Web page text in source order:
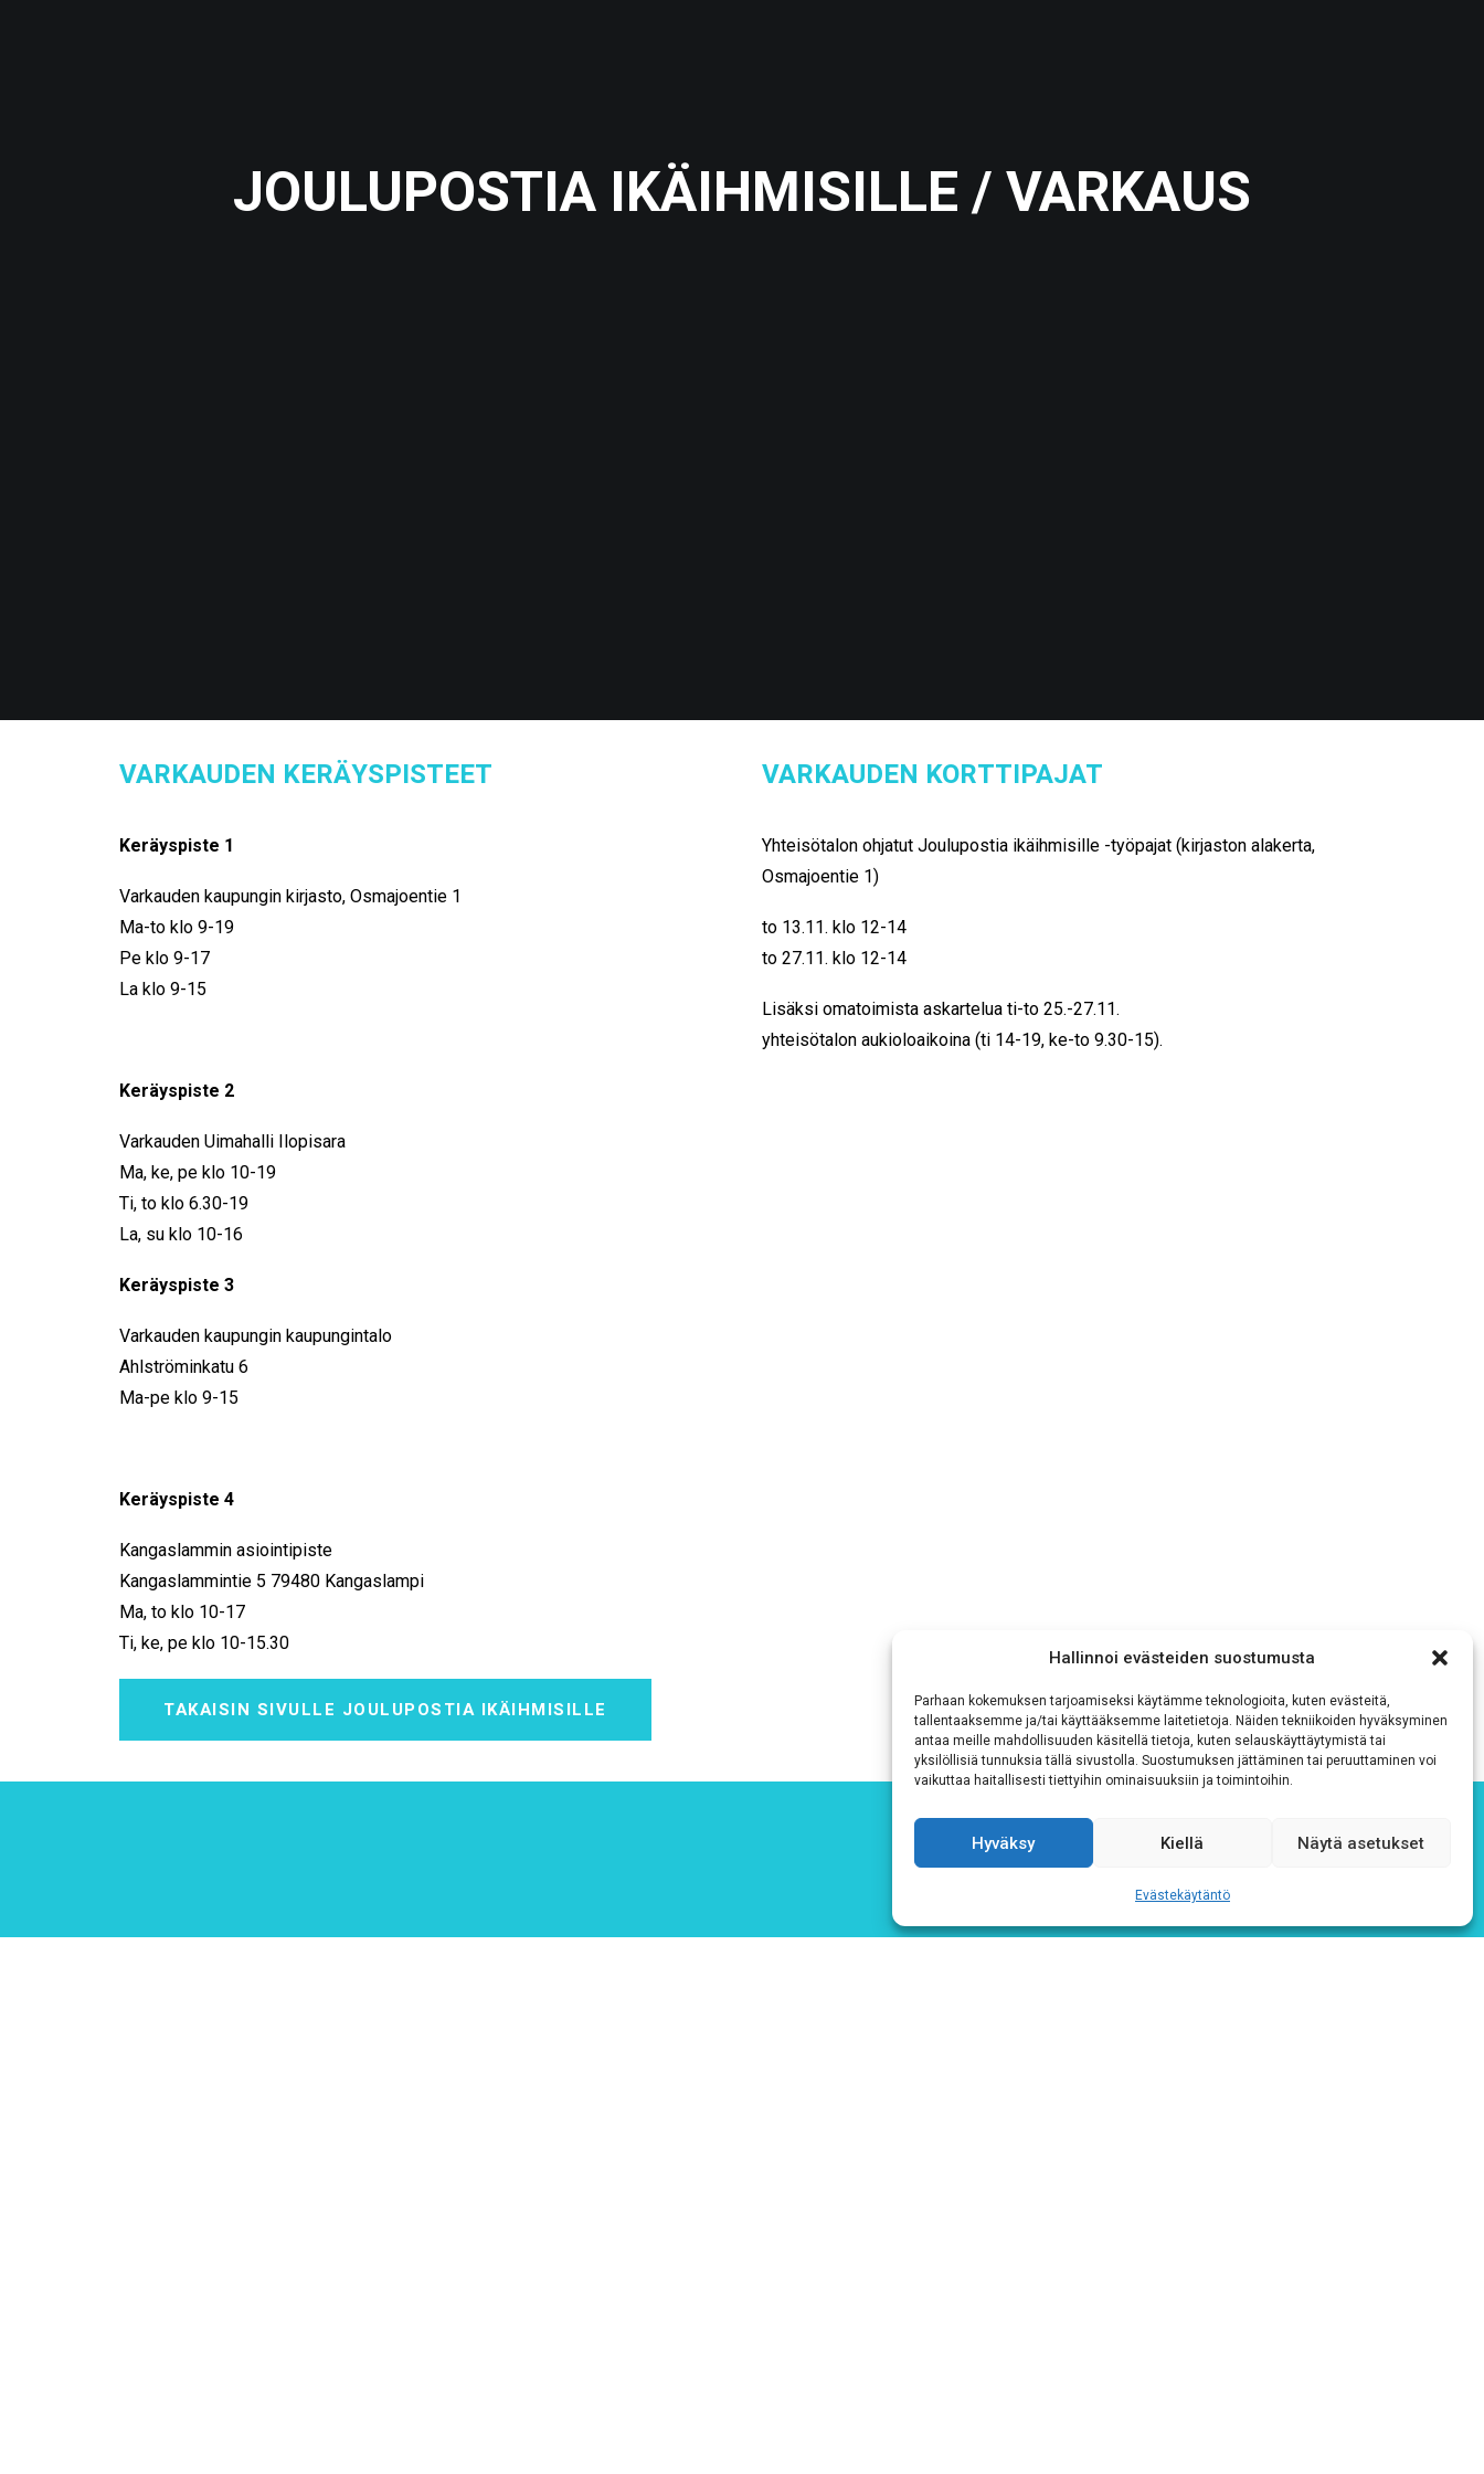
Hallinnoi evästeiden suostumusta
Parhaan kokemuksen tarjoamiseksi käytämme teknologioita, kuten evästeitä,
tallentaaksemme ja/tai käyttääksemme laitetietoja. Näiden tekniikoiden hyväksyminen
antaa meille mahdollisuuden käsitellä tietoja, kuten selauskäyttäytymistä tai
yksilöllisiä tunnuksia tällä sivustolla. Suostumuksen jättäminen tai peruuttaminen voi
vaikuttaa haitallisesti tiettyihin ominaisuuksiin ja toimintoihin.
Hyväksy Kiellä Näytä asetukset
Evästekäytäntö
JOULUPOSTIA IKÄIHMISILLE / VARKAUS
VARKAUDEN KERÄYSPISTEET
Keräyspiste 1
Varkauden kaupungin kirjasto, Osmajoentie 1
Ma-to klo 9-19
Pe klo 9-17
La klo 9-15
Keräyspiste 2
Varkauden Uimahalli Ilopisara
Ma, ke, pe klo 10-19
Ti, to klo 6.30-19
La, su klo 10-16
Keräyspiste 3
Varkauden kaupungin kaupungintalo
Ahlströminkatu 6
Ma-pe klo 9-15
Keräyspiste 4
Kangaslammin asiointipiste
Kangaslammintie 5 79480 Kangaslampi
Ma, to klo 10-17
Ti, ke, pe klo 10-15.30
TAKAISIN SIVULLE JOULUPOSTIA IKÄIHMISILLE
VARKAUDEN KORTTIPAJAT
Yhteisötalon ohjatut Joulupostia ikäihmisille -työpajat (kirjaston alakerta,
Osmajoentie 1)
to 13.11. klo 12-14
to 27.11. klo 12-14
Lisäksi omatoimista askartelua ti-to 25.-27.11.
yhteisötalon aukioloaikoina (ti 14-19, ke-to 9.30-15).